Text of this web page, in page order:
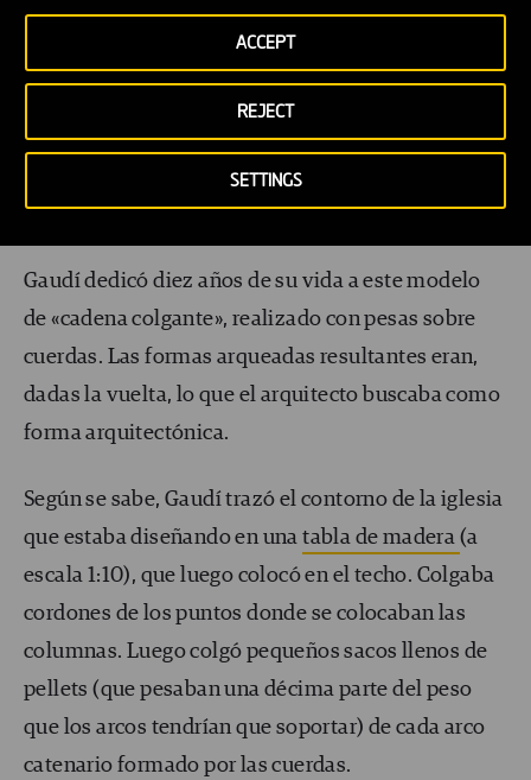
SETTINGS
REJECT
ACCEPT
empleaba moldes sino que, en lugar de hacer
planos tradicionales, Gaudí ideó un complejo
conjunto decadenas colgantesque ató al techo
para diseñar el diseño de muchas de sus obras
religiosas, como la propia Sagrada Familia.
Gaudí dedicó diez años de su vida a este modelo
de «cadena colgante», realizado con pesas sobre
cuerdas. Las formas arqueadas resultantes eran,
dadas la vuelta, lo que el arquitecto buscaba como
forma arquitectónica.
Según se sabe, Gaudí trazó el contorno de la iglesia
que estaba diseñando en unatabla de madera (a
escala 1:10), que luego colocó en el techo. Colgaba
cordones de los puntos donde se colocaban las
columnas. Luego colgó pequeños sacos llenos de
pellets (que pesaban una décima parte del peso
que los arcos tendrían que soportar) de cada arco
catenario formado por las cuerdas.